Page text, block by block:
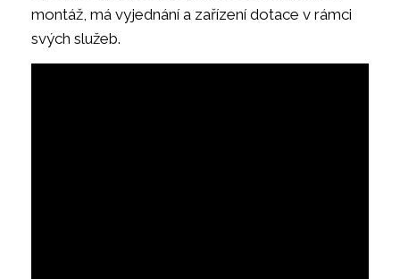
montáž, má vyjednání a zařízení dotace v rámci
svých služeb.